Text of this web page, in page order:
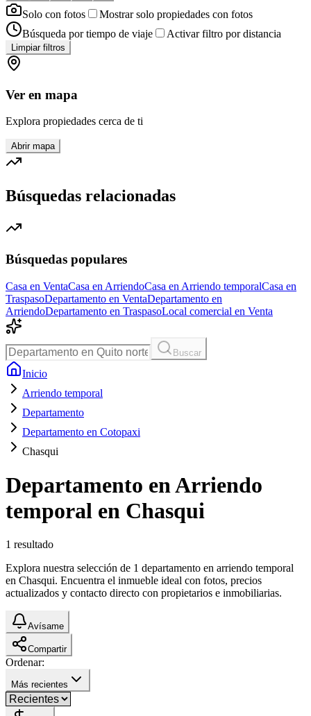
Solo con fotos
Mostrar solo propiedades con fotos
Búsqueda por tiempo de viaje
Activar filtro por distancia
Limpiar filtros
Ver en mapa
Explora propiedades cerca de ti
Abrir mapa
Búsquedas relacionadas
Búsquedas populares
Casa en VentaCasa en ArriendoCasa en Arriendo temporalCasa en
TraspasoDepartamento en VentaDepartamento en
ArriendoDepartamento en TraspasoLocal comercial en Venta
Buscar
Inicio
Arriendo temporal
Departamento
Departamento en Cotopaxi
Chasqui
Departamento en Arriendo
temporal en Chasqui
1 resultado
Explora nuestra selección de 1 departamento en arriendo temporal
en Chasqui. Encuentra el inmueble ideal con fotos, precios
actualizados y contacto directo con propietarios e inmobiliarias.
Avísame
Compartir
Ordenar:
Más recientes